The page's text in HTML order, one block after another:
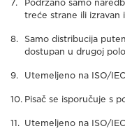
Podržano samo
treće strane ili izravan
Samo distribucija
dostupan u drugoj
Utemeljeno na ISO/
Pisač se isporučuje s
Utemeljeno na ISO/